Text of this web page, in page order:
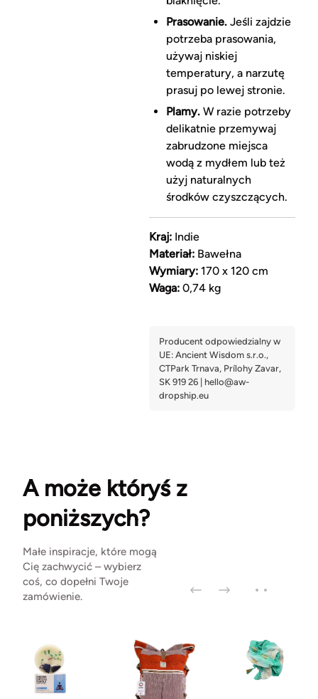
Prasowanie.Jeśli zajdzie
potrzeba prasowania,
używaj niskiej
temperatury, a narzutę
prasuj po lewej stronie.
Plamy.W razie potrzeby
delikatnie przemywaj
zabrudzone miejsca
wodą z mydłem lub też
użyj naturalnych
środków czyszczących.
Kraj:Indie
Materiał:Bawełna
Wymiary:170 x 120 cm
Waga:0,74 kg
A może któryś z
poniższych?
Małe inspiracje, które mogą
Cię zachwycić – wybierz
coś, co dopełni Twoje
zamówienie.